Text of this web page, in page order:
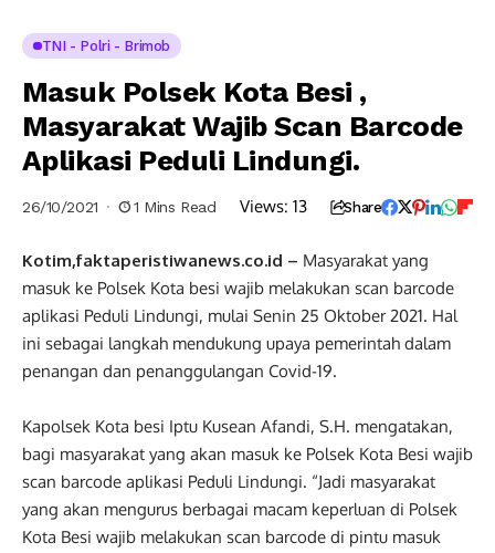
TNI - Polri - Brimob
Masuk Polsek Kota Besi ,
Masyarakat Wajib Scan Barcode
Aplikasi Peduli Lindungi.
26/10/2021 1 Mins Read Views: 13 Share
Kotim,faktaperistiwanews.co.id – Masyarakat yang
masuk ke Polsek Kota besi wajib melakukan scan barcode
aplikasi Peduli Lindungi, mulai Senin 25 Oktober 2021. Hal
ini sebagai langkah mendukung upaya pemerintah dalam
penangan dan penanggulangan Covid-19.
Kapolsek Kota besi Iptu Kusean Afandi, S.H. mengatakan,
bagi masyarakat yang akan masuk ke Polsek Kota Besi wajib
scan barcode aplikasi Peduli Lindungi. “Jadi masyarakat
yang akan mengurus berbagai macam keperluan di Polsek
Kota Besi wajib melakukan scan barcode di pintu masuk